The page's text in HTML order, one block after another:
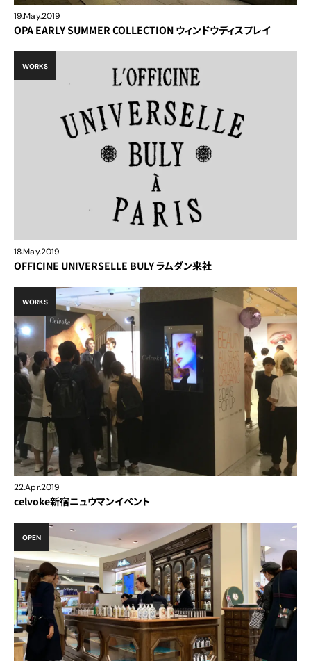
19.May.2019
OPA EARLY SUMMER COLLECTION ウィンドウディスプレイ
WORKS
18.May.2019
OFFICINE UNIVERSELLE BULY ラムダン来社
WORKS
22.Apr.2019
celvoke新宿ニュウマンイベント
OPEN